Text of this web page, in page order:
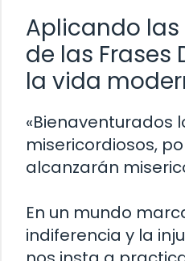
Aplicando
de las Frases
la vida
«Bienaventurados
misericordiosos,
alcanzarán
En un mundo
indiferencia y la